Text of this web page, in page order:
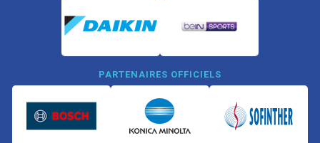
PARTENAIRES OFFICIELS